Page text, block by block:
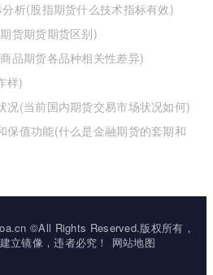
析(股指期货什么技术指标有效)
货期货期货区别)
品期货各品种相关性差异)
样)
况(当前国内期货交易市场状况如何)
保值功能(什么是金融期货的套期和
©All Rights Reserved.版权所有，
立镜像，违者必究！
网站地图